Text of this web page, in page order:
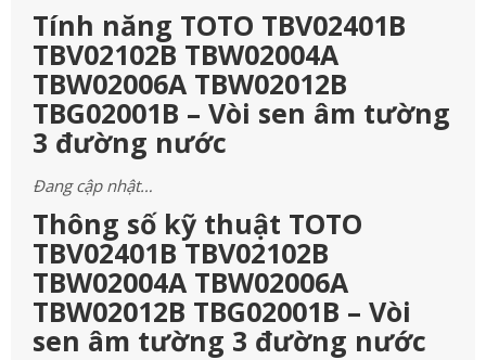
Tính năng TOTO TBV02401B
TBV02102B TBW02004A
TBW02006A TBW02012B
TBG02001B – Vòi sen âm tường
3 đường nước
Đang cập nhật…
Thông số kỹ thuật TOTO
TBV02401B TBV02102B
TBW02004A TBW02006A
TBW02012B TBG02001B – Vòi
sen âm tường 3 đường nước